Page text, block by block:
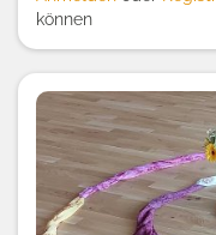
können